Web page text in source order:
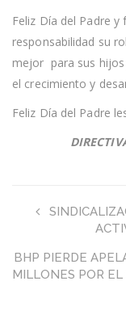
Feliz Día del Padre
responsabilidad su
mejor para sus
el crecimiento y
Feliz Día del Padre
BHP PIERDE
MILLONES POR EL